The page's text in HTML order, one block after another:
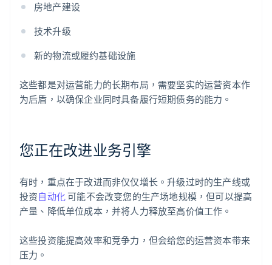
房地产建设
技术升级
新的物流或履约基础设施
这些都是对运营能力的长期布局，需要坚实的运营资本作
为后盾，以确保企业同时具备履行短期债务的能力。
您正在改进业务引擎
有时，重点在于改进而非仅仅增长。升级过时的生产线或
投资自动化可能不会改变您的生产场地规模，但可以提高
产量、降低单位成本，并将人力释放至高价值工作。
这些投资能提高效率和竞争力，但会给您的运营资本带来
压力。